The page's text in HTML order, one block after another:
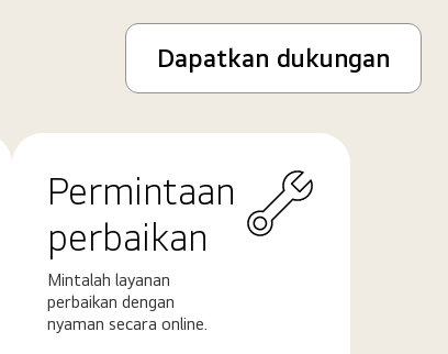
Dapatkan dukungan
Permintaan
perbaikan
Mintalah layanan
perbaikan dengan
nyaman secara online.